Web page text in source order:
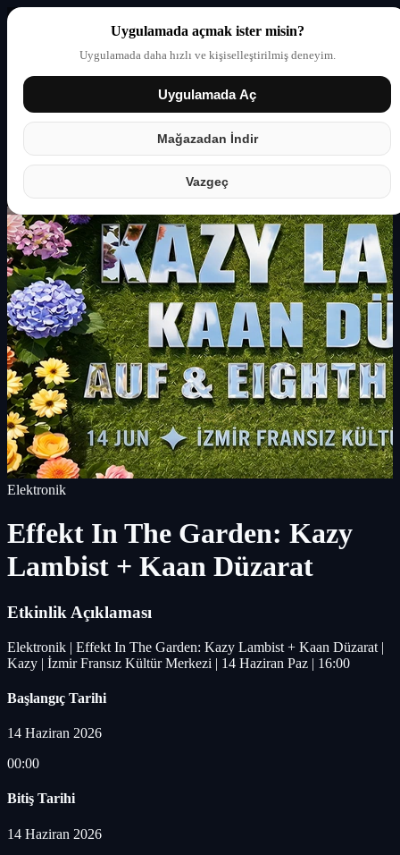
Uygulamada açmak ister misin?
Uygulamada daha hızlı ve kişiselleştirilmiş deneyim.
Uygulamada Aç
Mağazadan İndir
Vazgeç
Giriş yap Partner
Elektronik
Effekt In The Garden: Kazy
Lambist + Kaan Düzarat
Etkinlik Açıklaması
Elektronik | Effekt In The Garden: Kazy Lambist + Kaan Düzarat |
Kazy | İzmir Fransız Kültür Merkezi | 14 Haziran Paz | 16:00
Başlangıç Tarihi
14 Haziran 2026
00:00
Bitiş Tarihi
14 Haziran 2026